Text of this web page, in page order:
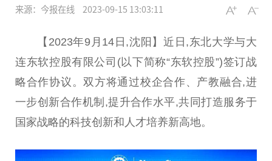
来源：今报在线 2023-09-15 13:03:11
【2023年9月14日,沈阳】 近 日,东北大学与大
连东软控股有限公司(以下简称“东软控股”)签订战
略合作协议。双方将通过校企合作、产教融合,进
一步创新合作机制,提升合作水平,共同打造服务于
国家战略的科技创新和人才培养新高地。